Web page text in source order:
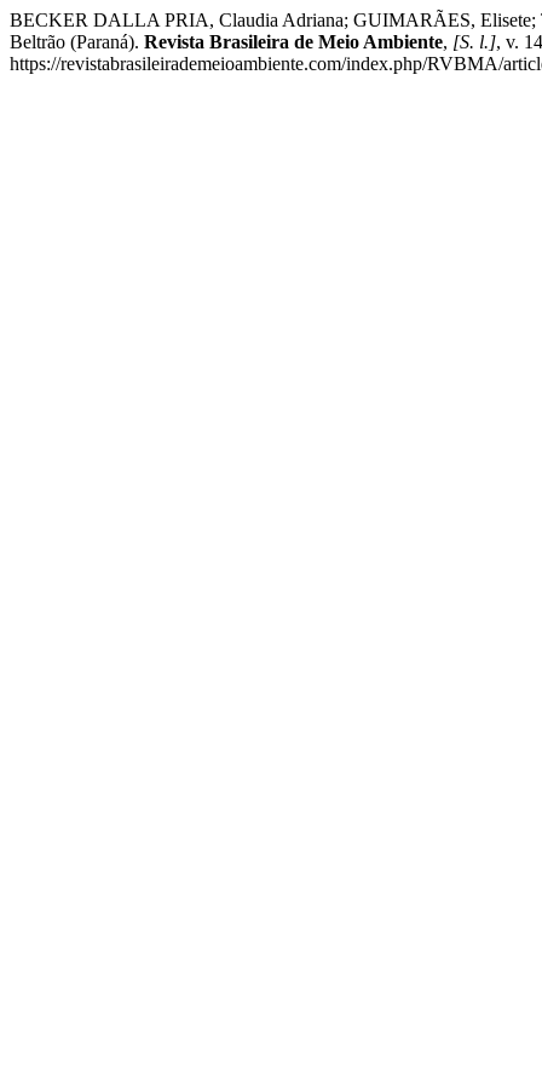
BECKER DALLA PRIA, Claudia Adriana; GUIMARÃES, Elisete;
Beltrão (Paraná). Revista Brasileira de Meio Ambiente, [S. l.], v.
https://revistabrasileirademeioambiente.com/index.php/RVBMA/